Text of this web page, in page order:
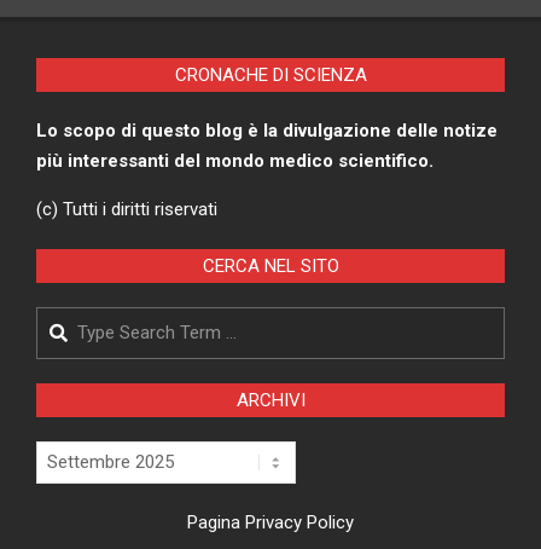
CRONACHE DI SCIENZA
Lo scopo di questo blog è la divulgazione delle notize
più interessanti del mondo medico scientifico.
(c) Tutti i diritti riservati
CERCA NEL SITO
ARCHIVI
Archivi
Pagina Privacy Policy